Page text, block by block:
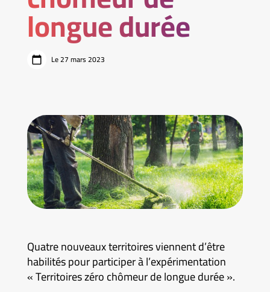
longue durée
Le 27 mars 2023
Quatre nouveaux territoires viennent d’être
habilités pour participer à l’expérimentation
« Territoires zéro chômeur de longue durée ».